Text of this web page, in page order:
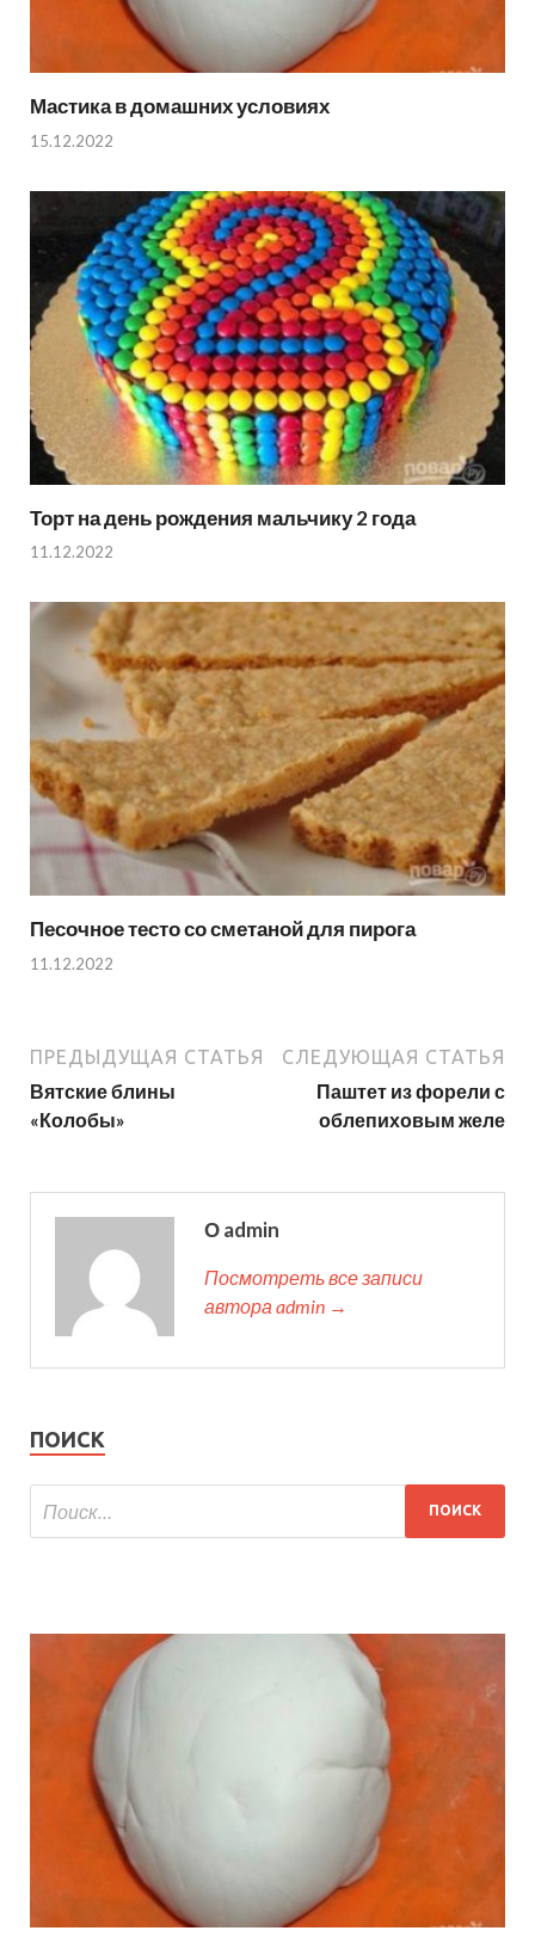
Мастика в домашних условиях
15.12.2022
Торт на день рождения мальчику 2 года
11.12.2022
Песочное тесто со сметаной для пирога
11.12.2022
ПРЕДЫДУЩАЯ СТАТЬЯ
Вятские блины
«Колобы»
СЛЕДУЮЩАЯ СТАТЬЯ
Паштет из форели с
облепиховым желе
О admin
Посмотреть все записи
автора admin →
ПОИСК